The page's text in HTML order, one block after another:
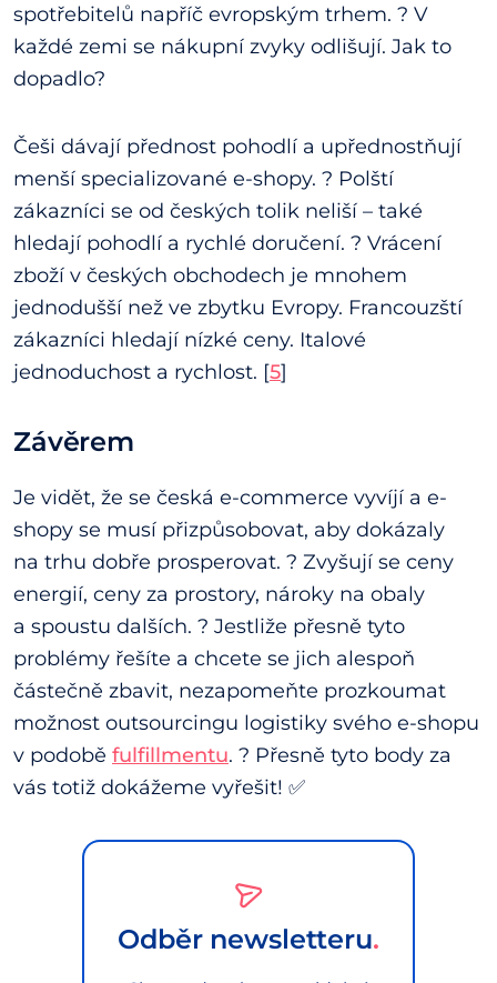
spotřebitelů napříč evropským trhem. ? V
každé zemi se nákupní zvyky odlišují. Jak to
dopadlo?
Češi dávají přednost pohodlí a upřednostňují
menší specializované e-shopy. ? Polští
zákazníci se od českých tolik neliší – také
hledají pohodlí a rychlé doručení. ? Vrácení
zboží v českých obchodech je mnohem
jednodušší než ve zbytku Evropy. Francouzští
zákazníci hledají nízké ceny. Italové
jednoduchost a rychlost. [5]
Závěrem
Je vidět, že se česká e-commerce vyvíjí a e-
shopy se musí přizpůsobovat, aby dokázaly
na trhu dobře prosperovat. ? Zvyšují se ceny
energií, ceny za prostory, nároky na obaly
a spoustu dalších. ? Jestliže přesně tyto
problémy řešíte a chcete se jich alespoň
částečně zbavit, nezapomeňte prozkoumat
možnost outsourcingu logistiky svého e-shopu
v podobě fulfillmentu. ? Přesně tyto body za
vás totiž dokážeme vyřešit! ✅
Odběr newsletteru